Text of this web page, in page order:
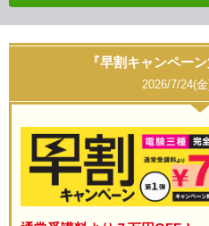
『早割キャンペー
2026/7/24(